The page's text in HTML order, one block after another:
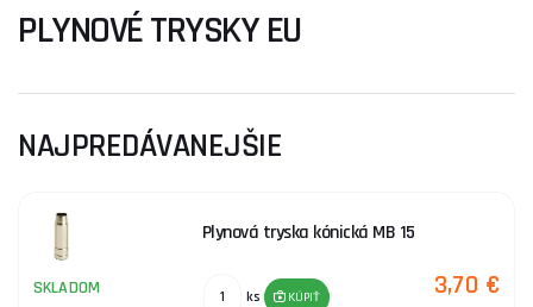
PLYNOVÉ TRYSKY EU
NAJPREDÁVANEJŠIE
Plynová tryska kónická MB 15
SKLADOM ks KÚPIŤ 3,70 €